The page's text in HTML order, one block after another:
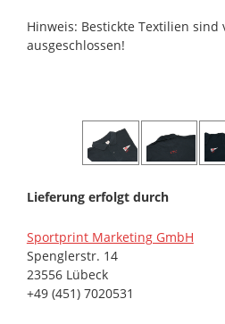
Hinweis: Bestickte Textilien sind
ausgeschlossen!
Lieferung erfolgt durch
Sportprint Marketing GmbH
Spenglerstr. 14
23556 Lübeck
+49 (451) 7020531